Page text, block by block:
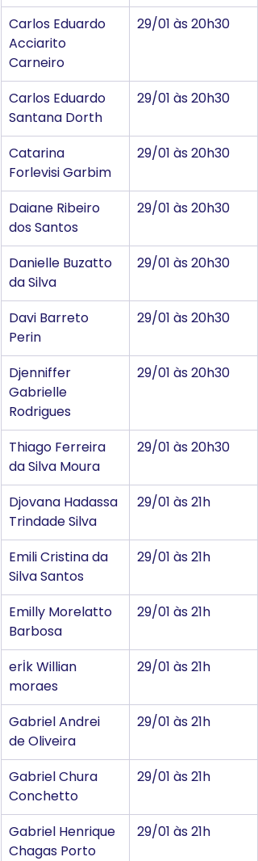
Carlos Eduardo
Acciarito
Carneiro
29/01 às 20h30
Carlos Eduardo
Santana Dorth
29/01 às 20h30
Catarina
Forlevisi Garbim
29/01 às 20h30
Daiane Ribeiro
dos Santos
29/01 às 20h30
Danielle Buzatto
da Silva
29/01 às 20h30
Davi Barreto
Perin
29/01 às 20h30
Djenniffer
Gabrielle
Rodrigues
29/01 às 20h30
Thiago Ferreira
da Silva Moura
29/01 às 20h30
Djovana Hadassa
Trindade Silva
29/01 às 21h
Emili Cristina da
Silva Santos
29/01 às 21h
Emilly Morelatto
Barbosa
29/01 às 21h
erİk Willian
moraes
29/01 às 21h
Gabriel Andrei
de Oliveira
29/01 às 21h
Gabriel Chura
Conchetto
29/01 às 21h
Gabriel Henrique
Chagas Porto
29/01 às 21h